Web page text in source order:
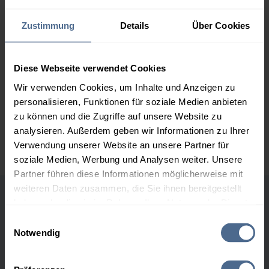
Zustimmung Details Über Cookies
Diese Webseite verwendet Cookies
Wir verwenden Cookies, um Inhalte und Anzeigen zu
personalisieren, Funktionen für soziale Medien anbieten
zu können und die Zugriffe auf unsere Website zu
analysieren. Außerdem geben wir Informationen zu Ihrer
Verwendung unserer Website an unsere Partner für
soziale Medien, Werbung und Analysen weiter. Unsere
Partner führen diese Informationen möglicherweise mit
weiteren Daten zusammen, die Sie ihnen bereitgestellt
Notwendig
154,90 €
5.000 Liter
153,18 €
153,18 €
0,00 €
Preise für Heizöl in Standardqualität nach Ö-Norm C 1109 in € / 100
Liter inkl. MwSt. und Lieferung bei einer Lieferstelle.
Heizölpreise in Wolfurt